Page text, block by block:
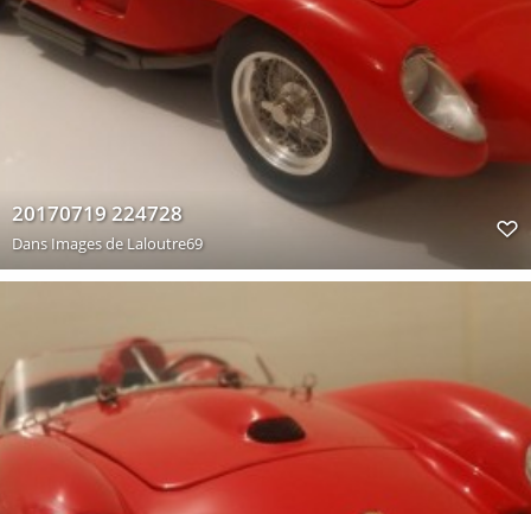
20170719 224728
DansImages de Laloutre69